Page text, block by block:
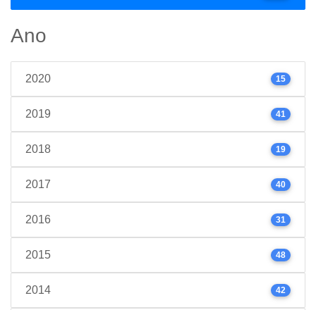
Ano
2020 15
2019 41
2018 19
2017 40
2016 31
2015 48
2014 42